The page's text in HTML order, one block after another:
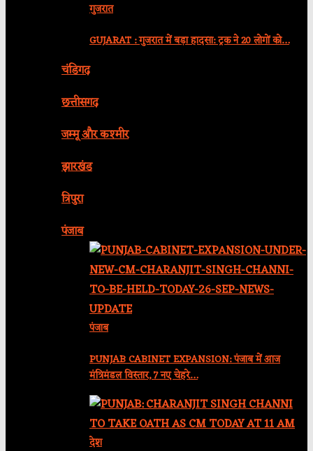
गुजरात
GUJARAT : गुजरात में बड़ा हादसा: ट्रक ने 20 लोगों को…
चंडिगढ़
छत्तीसगढ़
जम्मू और कश्मीर
झारखंड
त्रिपुरा
पंजाब
पंजाब
PUNJAB CABINET EXPANSION: पंजाब में आज
मंत्रिमंडल विस्तार, 7 नए चेहरे…
देश